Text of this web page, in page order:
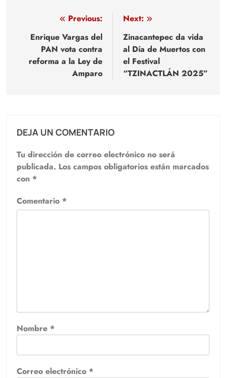
Navegación
entradas
Previous:
Enrique Vargas del
PAN vota contra
reforma a la Ley de
Amparo
Next:
Zinacantepec da vida
al Día de Muertos con
el Festival
“TZINACTLÁN 2025”
DEJA UN COMENTARIO
Tu dirección de correo electrónico no será
publicada. Los campos obligatorios están marcados
con *
Comentario *
Nombre *
Correo electrónico *